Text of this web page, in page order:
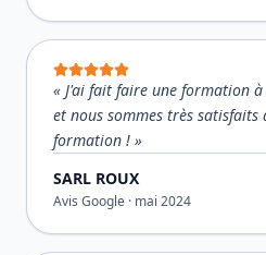
« J'ai fait faire une formation à
et nous sommes très
formation ! »
SARL ROUX
Avis Google · mai 2024